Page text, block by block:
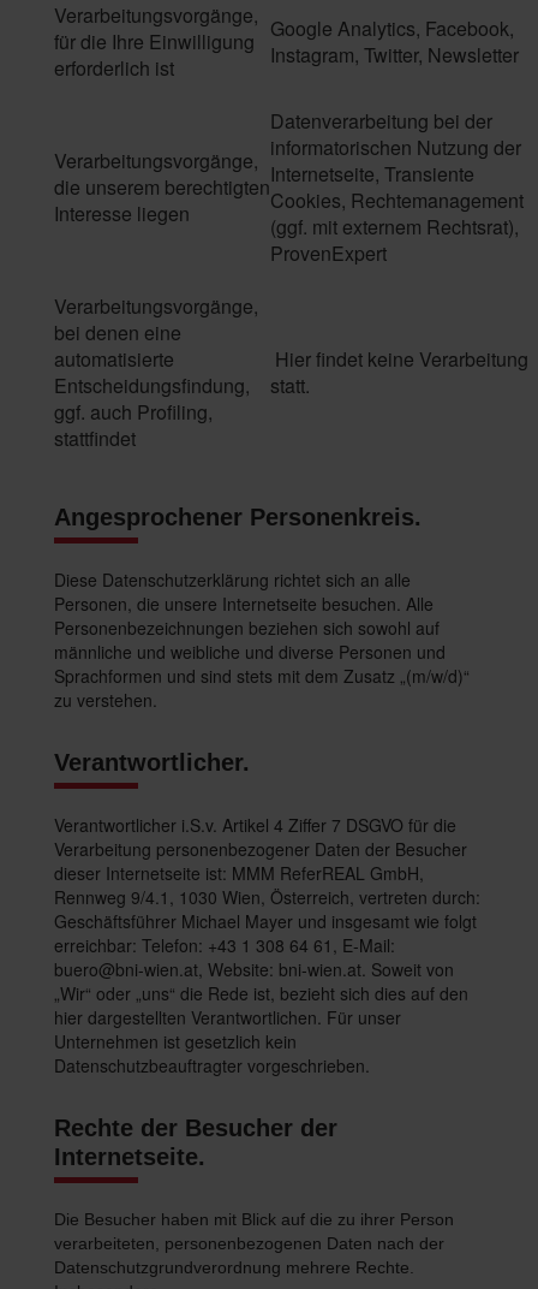
Verarbeitungsvorgänge,
für die Ihre Einwilligung
erforderlich ist
Google Analytics, Facebook,
Instagram, Twitter, Newsletter
Verarbeitungsvorgänge,
die unserem berechtigten
Interesse liegen
Datenverarbeitung bei der
informatorischen Nutzung der
Internetseite, Transiente
Cookies, Rechtemanagement
(ggf. mit externem Rechtsrat),
ProvenExpert
Verarbeitungsvorgänge,
bei denen eine
automatisierte
Entscheidungsfindung,
ggf. auch Profiling,
stattfindet
Hier findet keine Verarbeitung
statt.
Angesprochener Personenkreis.
Diese Datenschutzerklärung richtet sich an alle
Personen, die unsere Internetseite besuchen. Alle
Personenbezeichnungen beziehen sich sowohl auf
männliche und weibliche und diverse Personen und
Sprachformen und sind stets mit dem Zusatz „(m/w/d)“
zu verstehen.
Verantwortlicher.
Verantwortlicher i.S.v. Artikel 4 Ziffer 7 DSGVO für die
Verarbeitung personenbezogener Daten der Besucher
dieser Internetseite ist: MMM ReferREAL GmbH,
Rennweg 9/4.1, 1030 Wien, Österreich, vertreten durch:
Geschäftsführer Michael Mayer und insgesamt wie folgt
erreichbar: Telefon: +43 1 308 64 61, E-Mail:
buero@bni-wien.at, Website: bni-wien.at. Soweit von
„Wir“ oder „uns“ die Rede ist, bezieht sich dies auf den
hier dargestellten Verantwortlichen. Für unser
Unternehmen ist gesetzlich kein
Datenschutzbeauftragter vorgeschrieben.